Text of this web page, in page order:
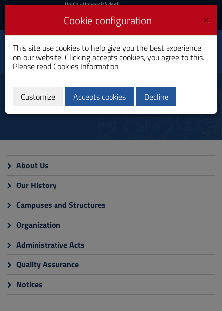
Skip
Content
to
Go
Footer
UniCa
Login
UniCa- Università degli
Login UniCA News
Toggle
navigation
Dipartimento di Storia,
beni culturali e territorio
Departments
About Us
Our History
Campuses and Structures
Organization
Administrative Acts
Quality Assurance
Notices
×
Cookie configuration
This site use cookies to help give you the best experience
on our website. Clicking accepts cookies, you agree to this.
Please read Cookies Information
Customize Accepts cookies Decline